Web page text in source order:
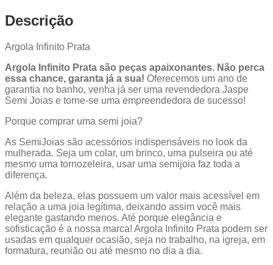
Descrição
Argola Infinito Prata
Argola Infinito Prata são peças apaixonantes. Não perca
essa chance, garanta já a sua! Oferecemos um ano de
garantia no banho, venha já ser uma revendedora Jaspe
Semi Joias e torne-se uma empreendedora de sucesso!
Porque comprar uma semi joia?
As SemiJoias são acessórios indispensáveis no look da
mulherada. Seja um colar, um brinco, uma pulseira ou até
mesmo uma tornozeleira, usar uma semijoia faz toda a
diferença.
Além da beleza, elas possuem um valor mais acessível em
relação a uma joia legítima, deixando assim você mais
elegante gastando menos. Até porque elegância e
sofisticação é a nossa marca! Argola Infinito Prata podem ser
usadas em qualquer ocasião, seja no trabalho, na igreja, em
formatura, reunião ou até mesmo no dia a dia.